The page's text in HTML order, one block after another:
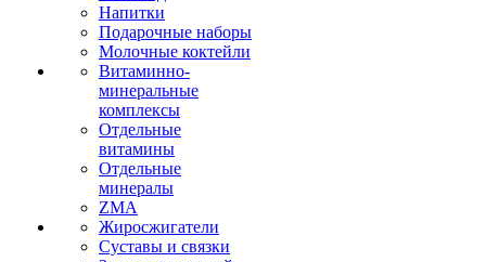
Напитки
Подарочные наборы
Молочные коктейли
Витаминно-
минеральные
комплексы
Отдельные
витамины
Отдельные
минералы
ZMA
Жиросжигатели
Суставы и связки